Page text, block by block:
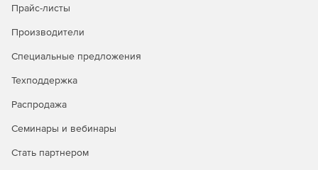
Прайс-листы
Производители
Специальные предложения
Техподдержка
Распродажа
Семинары и вебинары
Стать партнером